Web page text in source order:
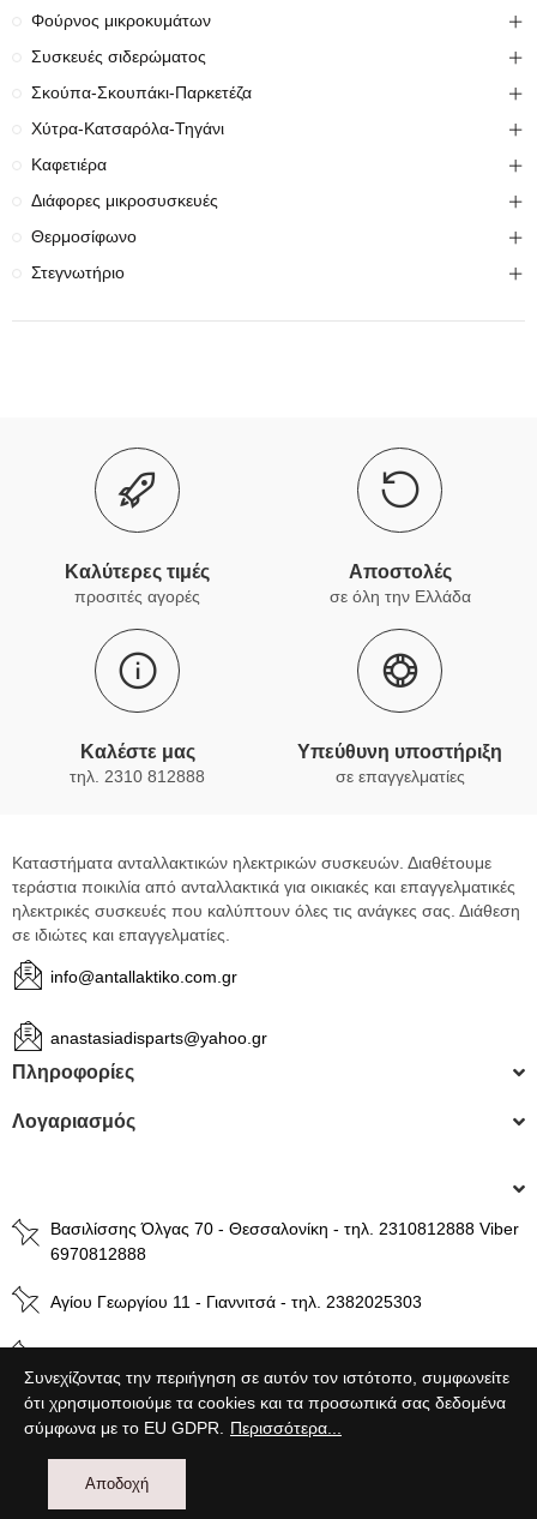
Φούρνος μικροκυμάτων
Συσκευές σιδερώματος
Σκούπα-Σκουπάκι-Παρκετέζα
Χύτρα-Κατσαρόλα-Τηγάνι
Καφετιέρα
Διάφορες μικροσυσκευές
Θερμοσίφωνο
Στεγνωτήριο
Καλύτερες τιμές
προσιτές αγορές
Αποστολές
σε όλη την Ελλάδα
Καλέστε μας
τηλ. 2310 812888
Υπεύθυνη υποστήριξη
σε επαγγελματίες
Καταστήματα ανταλλακτικών ηλεκτρικών συσκευών. Διαθέτουμε
τεράστια ποικιλία από ανταλλακτικά για οικιακές και επαγγελματικές
ηλεκτρικές συσκευές που καλύπτουν όλες τις ανάγκες σας. Διάθεση
σε ιδιώτες και επαγγελματίες.
info@antallaktiko.com.gr
anastasiadisparts@yahoo.gr
Πληροφορίες
Λογαριασμός
Βασιλίσσης Όλγας 70 - Θεσσαλονίκη - τηλ. 2310812888 Viber
6970812888
Αγίου Γεωργίου 11 - Γιαννιτσά - τηλ. 2382025303
Συνεχίζοντας την περιήγηση σε αυτόν τον ιστότοπο, συμφωνείτε
ότι χρησιμοποιούμε τα cookies και τα προσωπικά σας δεδομένα
σύμφωνα με το EU GDPR.
Περισσότερα...
Αποδοχή